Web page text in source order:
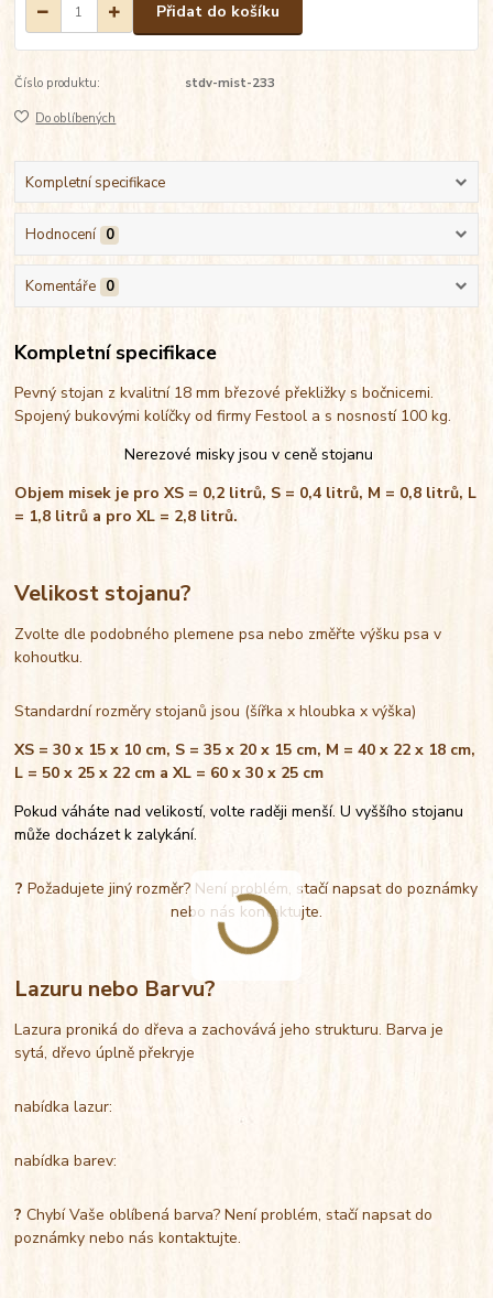
Přidat do košíku
Číslo produktu: stdv-mist-233
Do oblíbených
Kompletní specifikace
Hodnocení 0
Komentáře 0
Kompletní specifikace
Pevný stojan z kvalitní 18 mm březové překližky s bočnicemi.
Spojený bukovými kolíčky od firmy Festool a s nosností 100 kg.
Nerezové misky jsou v ceně stojanu
Objem misek je pro XS = 0,2 litrů, S = 0,4 litrů, M = 0,8 litrů, L
= 1,8 litrů a pro XL = 2,8 litrů.
Velikost stojanu?
Zvolte dle podobného plemene psa nebo změřte výšku psa v
kohoutku.
Standardní rozměry stojanů jsou (šířka x hloubka x výška)
XS = 30 x 15 x 10 cm, S = 35 x 20 x 15 cm, M = 40 x 22 x 18 cm,
L = 50 x 25 x 22 cm a XL = 60 x 30 x 25 cm
Pokud váháte nad velikostí, volte raději menší. U vyššího stojanu
může docházet k zalykání.
? Požadujete jiný rozměr? Není problém, stačí napsat do poznámky
nebo nás kontaktujte.
Lazuru nebo Barvu?
Lazura proniká do dřeva a zachovává jeho strukturu. Barva je
sytá, dřevo úplně překryje
nabídka lazur:
nabídka barev:
?Chybí Vaše oblíbená barva? Není problém, stačí napsat do
poznámky nebo nás kontaktujte.